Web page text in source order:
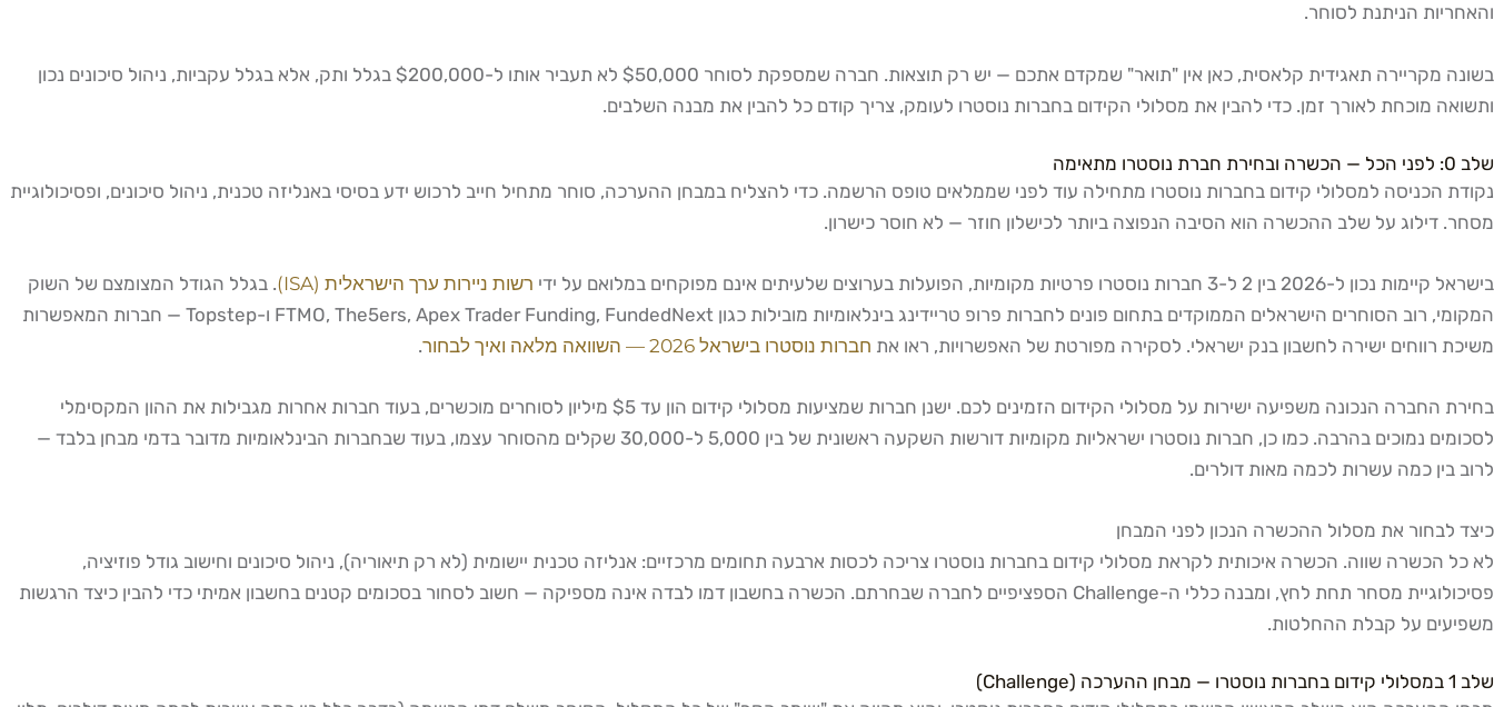
והאחריות הניתנת לסוחר.
בשונה מקריירה תאגידית קלאסית, כאן אין "תואר" שמקדם אתכם — יש רק תוצאות. חברה שמספקת לסוחר $50,000 לא תעביר אותו ל-$200,000 בגלל ותק, אלא בגלל עקביות, ניהול סיכונים נכון
ותשואה מוכחת לאורך זמן. כדי להבין את מסלולי הקידום בחברות נוסטרו לעומק, צריך קודם כל להבין את מבנה השלבים.
שלב 0: לפני הכל — הכשרה ובחירת חברת נוסטרו מתאימה
נקודת הכניסה למסלולי קידום בחברות נוסטרו מתחילה עוד לפני שממלאים טופס הרשמה. כדי להצליח במבחן ההערכה, סוחר מתחיל חייב לרכוש ידע בסיסי באנליזה טכנית, ניהול סיכונים, ופסיכולוגיית
מסחר. דילוג על שלב ההכשרה הוא הסיבה הנפוצה ביותר לכישלון חוזר — לא חוסר כישרון.
בישראל קיימות נכון ל-2026 בין 2 ל-3 חברות נוסטרו פרטיות מקומיות, הפועלות בערוצים שלעיתים אינם מפוקחים במלואם על ידי רשות ניירות ערך הישראלית (ISA)
. בגלל הגודל המצומצם של השוק
המקומי, רוב הסוחרים הישראלים הממוקדים בתחום פונים לחברות פרופ טריידינג בינלאומיות מובילות כגון FTMO, The5ers, Apex Trader Funding, FundedNext ו-Topstep — חברות המאפשרות
משיכת רווחים ישירה לחשבון בנק ישראלי. לסקירה מפורטת של האפשרויות, ראו את חברות נוסטרו בישראל 2026 — השוואה מלאה ואיך לבחור .
בחירת החברה הנכונה משפיעה ישירות על מסלולי הקידום הזמינים לכם. ישנן חברות שמציעות מסלולי קידום הון עד $5 מיליון לסוחרים מוכשרים, בעוד חברות אחרות מגבילות את ההון המקסימלי
לסכומים נמוכים בהרבה. כמו כן, חברות נוסטרו ישראליות מקומיות דורשות השקעה ראשונית של בין 5,000 ל-30,000 שקלים מהסוחר עצמו, בעוד שבחברות הבינלאומיות מדובר בדמי מבחן בלבד —
לרוב בין כמה עשרות לכמה מאות דולרים.
כיצד לבחור את מסלול ההכשרה הנכון לפני המבחן
לא כל הכשרה שווה. הכשרה איכותית לקראת מסלולי קידום בחברות נוסטרו צריכה לכסות ארבעה תחומים מרכזיים: אנליזה טכנית יישומית (לא רק תיאוריה), ניהול סיכונים וחישוב גודל פוזיציה,
פסיכולוגיית מסחר תחת לחץ, ומבנה כללי ה-Challenge הספציפיים לחברה שבחרתם. הכשרה בחשבון דמו לבדה אינה מספיקה — חשוב לסחור בסכומים קטנים בחשבון אמיתי כדי להבין כיצד הרגשות
משפיעים על קבלת ההחלטות.
שלב 1 במסלולי קידום בחברות נוסטרו — מבחן ההערכה (Challenge)